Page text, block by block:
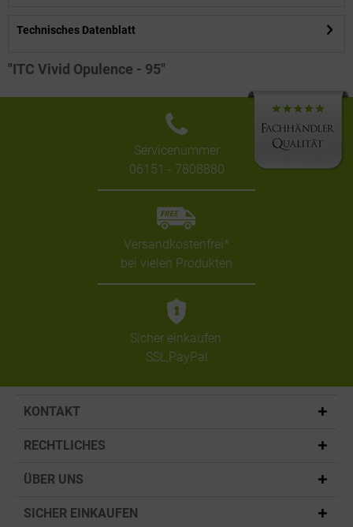
Technisches Datenblatt
"ITC Vivid Opulence - 95"
Servicenummer
06151 - 7808880
Versandkostenfrei*
bei vielen Produkten
Sicher einkaufen:
SSL,PayPal
KONTAKT
RECHTLICHES
ÜBER UNS
SICHER EINKAUFEN